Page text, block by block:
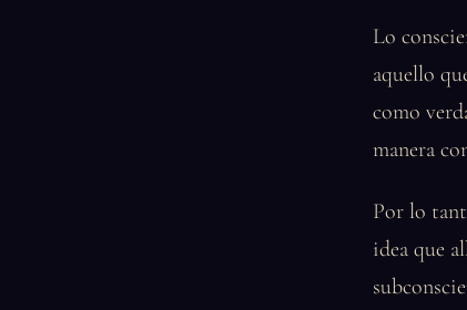
Lo
aquello
como
manera
Por lo
idea que